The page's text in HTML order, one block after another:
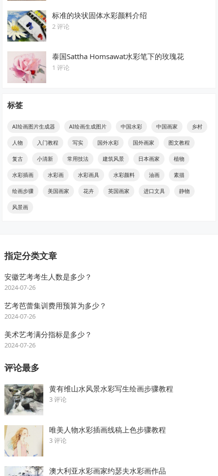
标准的块状固体水彩颜料介绍
2 评论
泰国Sattha Homsawat水彩笔下的玫瑰花
1 评论
标签
AI绘画图片生成器 AI绘画生成图片 中国水彩 中国画家 乡村
人物 入门教程 写实 国外水彩 国外画家 图文教程
复古 小清新 常用技法 建筑风景 日本画家 植物
水彩插画 水彩画 水彩画具 水彩颜料 油画 素描
绘画步骤 美国画家 花卉 英国画家 进口文具 静物
风景画
指定分类文章
安徽艺考考生人数是多少？
2024-07-26
艺考芭蕾集训费用预算为多少？
2024-07-26
美术艺考满分指标是多少？
2024-07-26
评论最多
黄有维山水风景水彩写生绘画步骤教程
3 评论
唯美人物水彩插画线稿上色步骤教程
3 评论
澳大利亚水彩画家约瑟夫水彩画作品